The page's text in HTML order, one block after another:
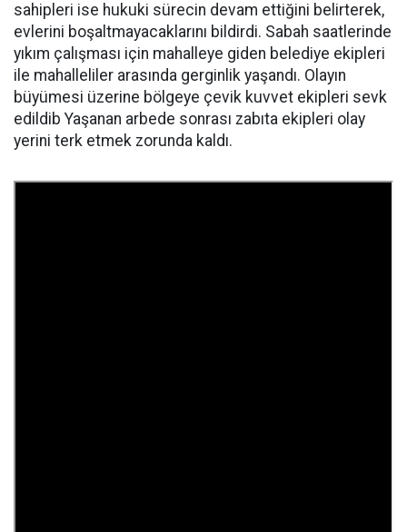
sahipleri ise hukuki sürecin devam ettiğini belirterek,
evlerini boşaltmayacaklarını bildirdi. Sabah saatlerinde
yıkım çalışması için mahalleye giden belediye ekipleri
ile mahalleliler arasında gerginlik yaşandı. Olayın
büyümesi üzerine bölgeye çevik kuvvet ekipleri sevk
edildib Yaşanan arbede sonrası zabıta ekipleri olay
yerini terk etmek zorunda kaldı.